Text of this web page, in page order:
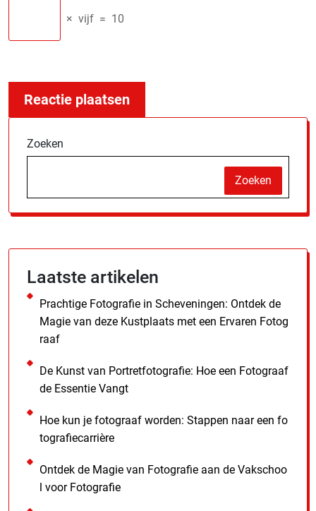
× vijf = 10
Zoeken
Zoeken
Laatste artikelen
Prachtige Fotografie in Scheveningen: Ontdek de
Magie van deze Kustplaats met een Ervaren Fotog
raaf
De Kunst van Portretfotografie: Hoe een Fotograaf
de Essentie Vangt
Hoe kun je fotograaf worden: Stappen naar een fo
tografiecarrière
Ontdek de Magie van Fotografie aan de Vakschoo
l voor Fotografie